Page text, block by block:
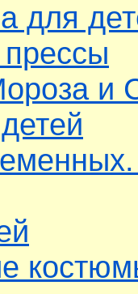
для
и